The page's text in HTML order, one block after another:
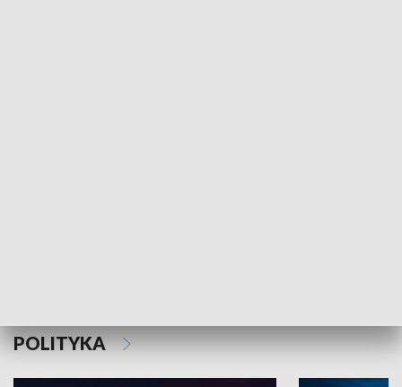
POLITYKA